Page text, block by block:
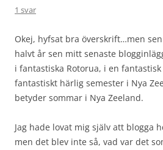
1 svar
Okej, hyfsat bra överskrift…men
halvt år sen mitt senaste
i fantastiska Rotorua, i en
fantastiskt härlig semester i Nya
betyder sommar i Nya Zeeland.
Jag hade lovat mig själv att blogga
men det blev inte så, vad var det